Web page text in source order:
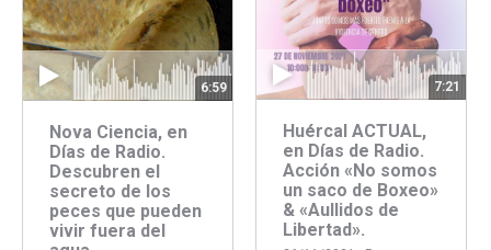
6:59
Nova Ciencia, en
Días de Radio.
Descubren el
secreto de los
peces que pueden
vivir fuera del
7:21
Huércal ACTUAL,
en Días de Radio.
Acción «No somos
un saco de Boxeo»
& «Aullidos de
Libertad».